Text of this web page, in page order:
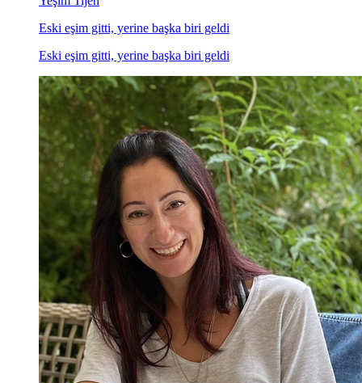
Eski eşim gitti, yerine başka biri geldi
Eski eşim gitti, yerine başka biri geldi